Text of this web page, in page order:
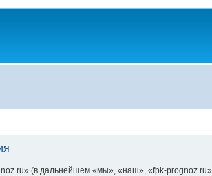
(в дальнейшем «мы», «наш», «fpk-